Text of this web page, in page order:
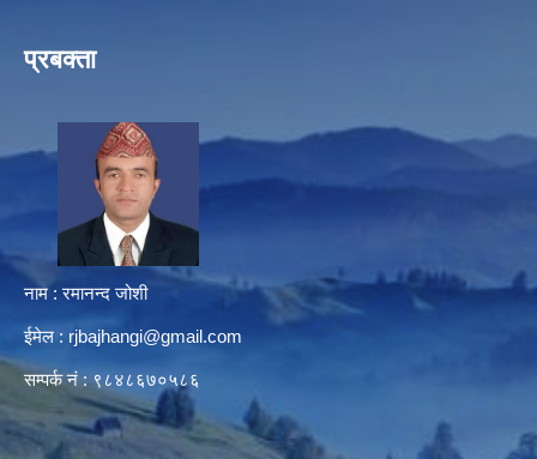
प्रबक्ता
नाम : रमानन्द जोशी
ईमेल : rjbajhangi@gmail.com
सम्पर्क नं : ९८४८६७०५८६